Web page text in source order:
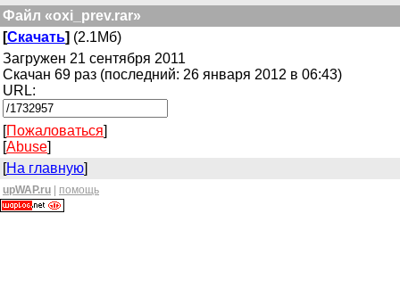
Файл «oxi_prev.rar»
[Скачать] (2.1Мб)
Загружен 21 сентября 2011
Скачан 69 раз (последний: 26 января 2012 в 06:43)
URL:
[Пожаловаться]
[Abuse]
[На главную]
upWAP.ru помощь